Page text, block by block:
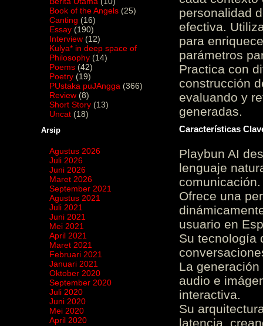
Book of the Angels (25)
Canting (16)
Essay (190)
Interview (12)
Kulya* in deep space of
Philosophy (14)
Poems (42)
Poetry (19)
PUstaka puJAngga (366)
Review (8)
Short Story (13)
Uncat (18)
Arsip
Agustus 2026
Juli 2026
Juni 2026
Maret 2026
September 2021
Agustus 2021
Juli 2021
Juni 2021
Mei 2021
April 2021
Maret 2021
Februari 2021
Januari 2021
Oktober 2020
September 2020
Juli 2020
Juni 2020
Mei 2020
April 2020
personalidad
efectiva.
para
parámetros
Practica con
construcción
evaluando y
generadas.
Características
Playbun AI
lenguaje
comunicación.
Ofrece una
usuario en
Su tecnología
La
audio e
interactiva.
Su
latencia,